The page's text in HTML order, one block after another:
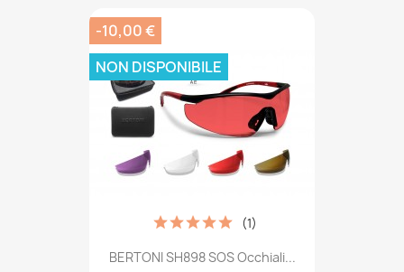
BERTONI SH898 SOS Occhiali...
(1)
-10,00 €
NON DISPONIBILE